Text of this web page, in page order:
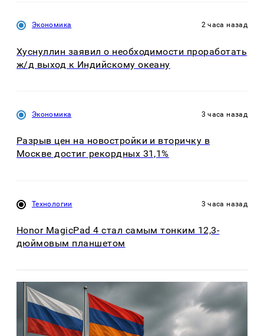
Экономика 2 часа назад
Хуснуллин заявил о необходимости проработать
ж/д выход к Индийскому океану
Экономика 3 часа назад
Разрыв цен на новостройки и вторичку в
Москве достиг рекордных 31,1%
Технологии 3 часа назад
Honor MagicPad 4 стал самым тонким 12,3-
дюймовым планшетом